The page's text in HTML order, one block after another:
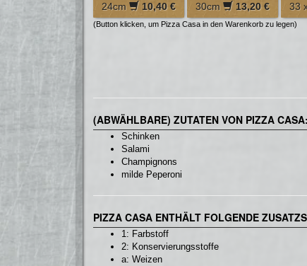
24cm 10,40 € 30cm 13,20 € 33
(Button klicken, um Pizza Casa in den Warenkorb zu legen)
(ABWÄHLBARE) ZUTATEN VON PIZZA CASA:
Schinken
Salami
Champignons
milde Peperoni
PIZZA CASA ENTHÄLT FOLGENDE
1: Farbstoff
2: Konservierungsstoffe
a: Weizen